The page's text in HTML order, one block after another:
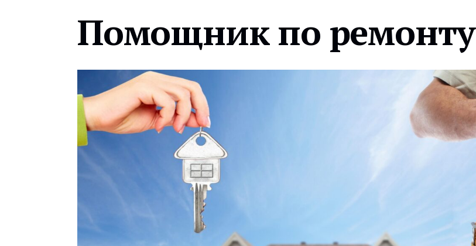
Помощник по ремонту